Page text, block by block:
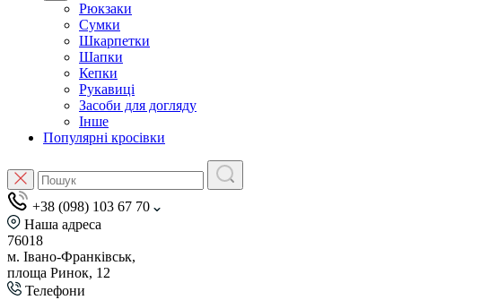
Рюкзаки
Сумки
Шкарпетки
Шапки
Кепки
Рукавиці
Засоби для догляду
Інше
Популярні кросівки
+38 (098) 103 67 70
Наша адреса
76018
м. Івано-Франківськ,
площа Ринок, 12
Телефони